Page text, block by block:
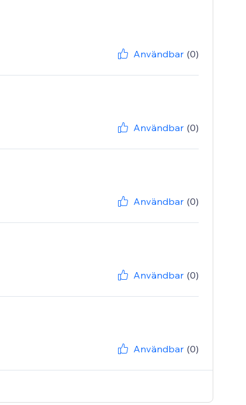
Användbar (0)
Användbar (0)
Användbar (0)
Användbar (0)
Användbar (0)